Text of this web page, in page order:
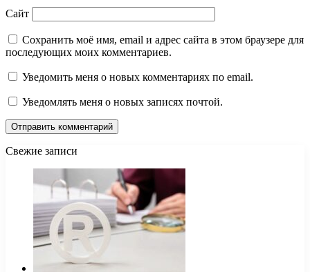
Сайт
Сохранить моё имя, email и адрес сайта в этом браузере для
последующих моих комментариев.
Уведомить меня о новых комментариях по email.
Уведомлять меня о новых записях почтой.
Свежие записи